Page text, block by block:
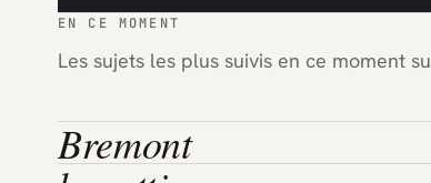
EN CE MOMENT
Les sujets les plus suivis en ce moment
Bremont